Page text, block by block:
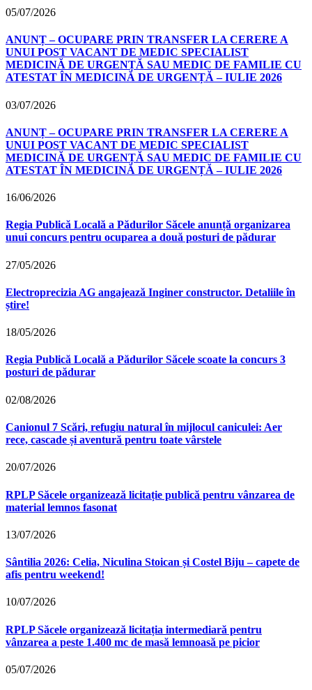
05/07/2026
ANUNȚ – OCUPARE PRIN TRANSFER LA CERERE A
UNUI POST VACANT DE MEDIC SPECIALIST
MEDICINĂ DE URGENȚĂ SAU MEDIC DE FAMILIE CU
ATESTAT ÎN MEDICINĂ DE URGENȚĂ – IULIE 2026
03/07/2026
ANUNȚ – OCUPARE PRIN TRANSFER LA CERERE A
UNUI POST VACANT DE MEDIC SPECIALIST
MEDICINĂ DE URGENȚĂ SAU MEDIC DE FAMILIE CU
ATESTAT ÎN MEDICINĂ DE URGENȚĂ – IULIE 2026
16/06/2026
Regia Publică Locală a Pădurilor Săcele anunță organizarea
unui concurs pentru ocuparea a două posturi de pădurar
27/05/2026
Electroprecizia AG angajează Inginer constructor. Detaliile în
știre!
18/05/2026
Regia Publică Locală a Pădurilor Săcele scoate la concurs 3
posturi de pădurar
02/08/2026
Canionul 7 Scări, refugiu natural în mijlocul caniculei: Aer
rece, cascade și aventură pentru toate vârstele
20/07/2026
RPLP Săcele organizează licitație publică pentru vânzarea de
material lemnos fasonat
13/07/2026
Sântilia 2026: Celia, Niculina Stoican și Costel Biju – capete de
afis pentru weekend!
10/07/2026
RPLP Săcele organizează licitația intermediară pentru
vânzarea a peste 1.400 mc de masă lemnoasă pe picior
05/07/2026